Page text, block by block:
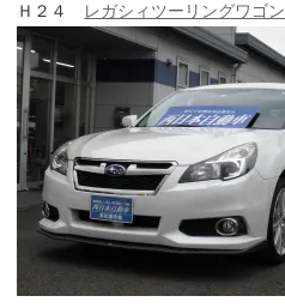
Ｈ２４ レガシィツーリングワゴン